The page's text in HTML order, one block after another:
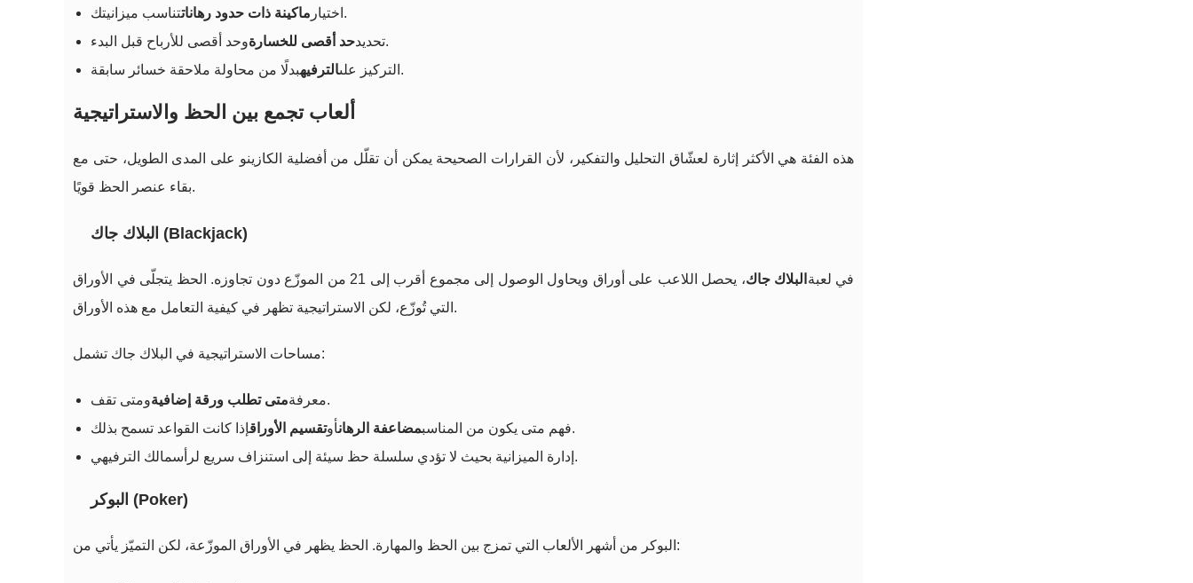
اختيار ماكينة ذات حدود رهانات
تناسب ميزانيتك.
تحديدحد أقصى للخسارة
وحد أقصى للأرباح قبل البدء.
التركيز علىالترفيه بدلًا من محاولة ملاحقة خسائر سابقة.
ألعاب تجمع بين الحظ والاستراتيجية
هذه الفئة هي الأكثر إثارة لعشّاق التحليل والتفكير، لأن القرارات الصحيحة يمكن أن تقلّل من أفضلية الكازينو على المدى الطويل، حتى مع
بقاء عنصر الحظ قويًا.
البلاك جاك (Blackjack)
في لعبة البلاك جاك
، يحصل اللاعب على أوراق ويحاول الوصول إلى مجموع أقرب إلى 21 من الموزّع دون تجاوزه. الحظ يتجلّى في الأوراق
التي تُوزّع، لكن الاستراتيجية تظهر في كيفية التعامل مع هذه الأوراق.
مساحات الاستراتيجية في البلاك جاك تشمل:
معرفةمتى تطلب ورقة إضافية
ومتى تقف.
فهم متى يكون من المناسبمضاعفة الرهانأوتقسيم الأوراق
إذا كانت القواعد تسمح بذلك.
إدارة الميزانية بحيث لا تؤدي سلسلة حظ سيئة إلى استنزاف سريع لرأسمالك الترفيهي.
البوكر (Poker)
البوكر من أشهر الألعاب التي تمزج بين الحظ والمهارة. الحظ يظهر في الأوراق الموزّعة، لكن التميّز يأتي من: